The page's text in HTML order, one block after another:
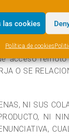
las cookies
Política de cookies
no
estará
remoto
O SE
NI SUS
NI